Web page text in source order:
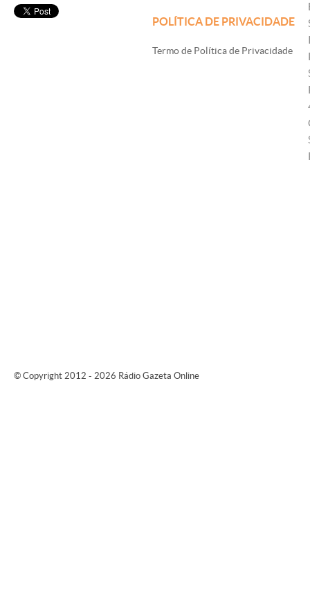
POLÍTICA DE PRIVACIDADE
Termo de Política de Privacidade
© Copyright 2012 - 2026 Rádio Gazeta Online